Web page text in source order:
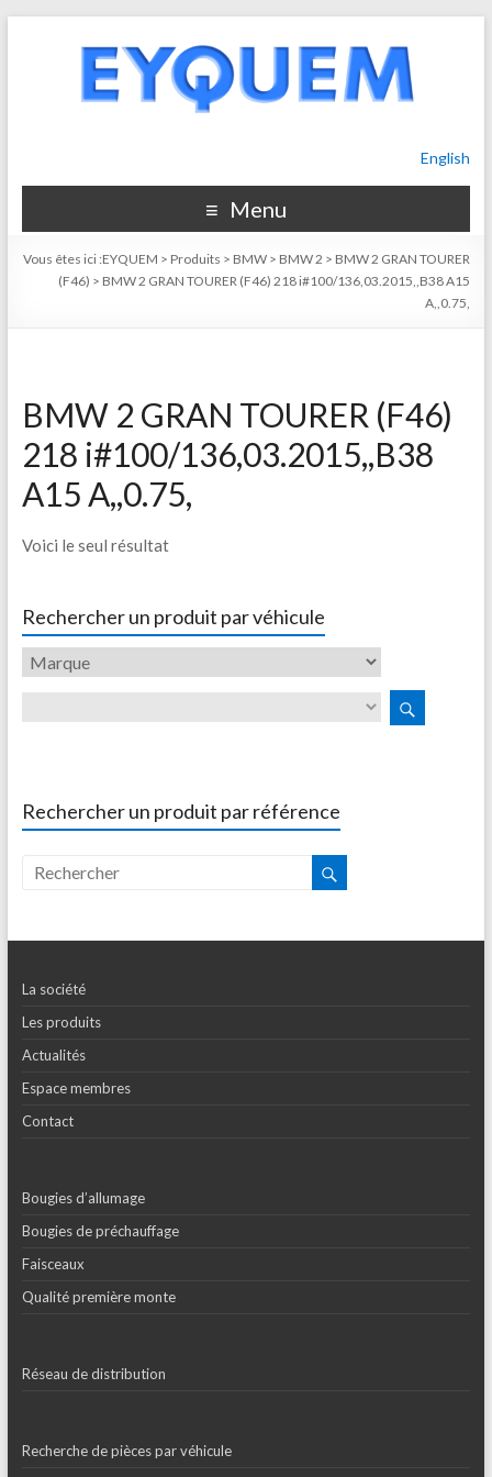
English
Menu
Vous êtes ici :EYQUEM > Produits > BMW > BMW 2 > BMW 2 GRAN TOURER
(F46) > BMW 2 GRAN TOURER (F46) 218 i#100/136,03.2015,,B38 A15
A,,0.75,
BMW 2 GRAN TOURER (F46)
218 i#100/136,03.2015,,B38
A15 A,,0.75,
Voici le seul résultat
Rechercher un produit par véhicule
Rechercher un produit par référence
La société
Les produits
Actualités
Espace membres
Contact
Bougies d’allumage
Bougies de préchauffage
Faisceaux
Qualité première monte
Réseau de distribution
Recherche de pièces par véhicule